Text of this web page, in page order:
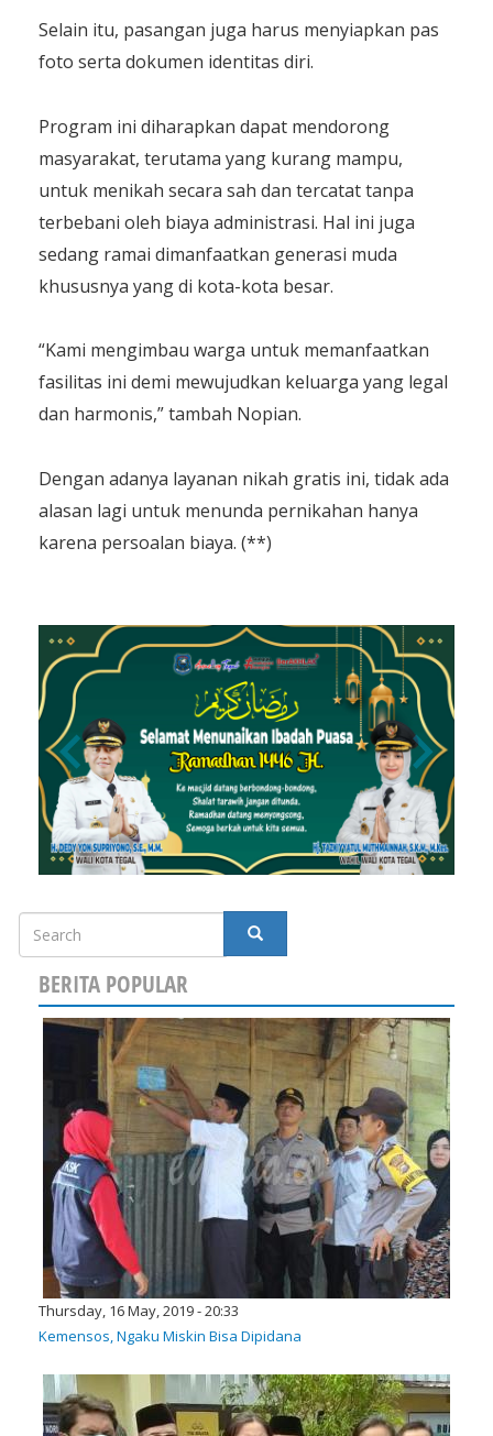
Selain itu, pasangan juga harus menyiapkan pas
foto serta dokumen identitas diri.
Program ini diharapkan dapat mendorong
masyarakat, terutama yang kurang mampu,
untuk menikah secara sah dan tercatat tanpa
terbebani oleh biaya administrasi. Hal ini juga
sedang ramai dimanfaatkan generasi muda
khususnya yang di kota-kota besar.
“Kami mengimbau warga untuk memanfaatkan
fasilitas ini demi mewujudkan keluarga yang legal
dan harmonis,” tambah Nopian.
Dengan adanya layanan nikah gratis ini, tidak ada
alasan lagi untuk menunda pernikahan hanya
karena persoalan biaya. (**)
Search
SEARCH
BERITA POPULAR
Thursday, 16 May, 2019 - 20:33
Kemensos, Ngaku Miskin Bisa Dipidana